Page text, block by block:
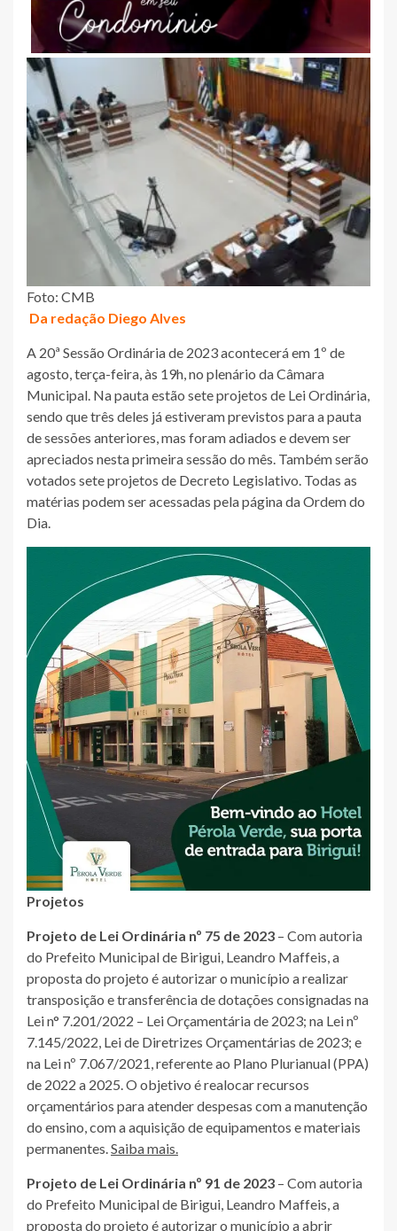
Foto: CMB
Da redação Diego Alves
A 20ª Sessão Ordinária de 2023 acontecerá em 1º de
agosto, terça-feira, às 19h, no plenário da Câmara
Municipal. Na pauta estão sete projetos de Lei Ordinária,
sendo que três deles já estiveram previstos para a pauta
de sessões anteriores, mas foram adiados e devem ser
apreciados nesta primeira sessão do mês. Também serão
votados sete projetos de Decreto Legislativo. Todas as
matérias podem ser acessadas pela página da Ordem do
Dia.
Projetos
Projeto de Lei Ordinária nº 75 de 2023 – Com autoria
do Prefeito Municipal de Birigui, Leandro Maffeis, a
proposta do projeto é autorizar o município a realizar
transposição e transferência de dotações consignadas na
Lei n° 7.201/2022 – Lei Orçamentária de 2023; na Lei nº
7.145/2022, Lei de Diretrizes Orçamentárias de 2023; e
na Lei nº 7.067/2021, referente ao Plano Plurianual (PPA)
de 2022 a 2025. O objetivo é realocar recursos
orçamentários para atender despesas com a manutenção
do ensino, com a aquisição de equipamentos e materiais
permanentes.Saiba mais.
Projeto de Lei Ordinária nº 91 de 2023 – Com autoria
do Prefeito Municipal de Birigui, Leandro Maffeis, a
proposta do projeto é autorizar o município a abrir